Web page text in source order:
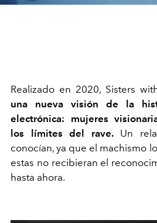
Realizado en 2020, Sisters
una nueva visión de la
electrónica: mujeres
los límites del rave.Un
conocían, ya que el machismo
estas no recibieran el
hasta ahora.